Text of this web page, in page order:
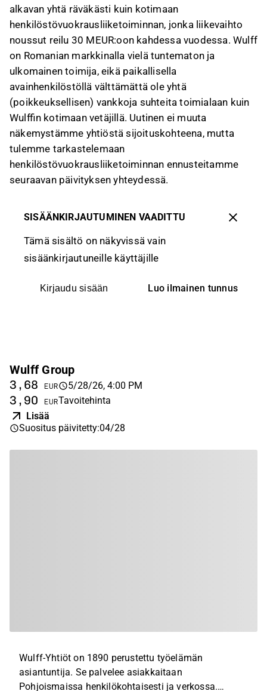
alkavan yhtä räväkästi kuin kotimaan
henkilöstövuokrausliiketoiminnan, jonka liikevaihto
noussut reilu 30 MEUR:oon kahdessa vuodessa. Wulff
on Romanian markkinalla vielä tuntematon ja
ulkomainen toimija, eikä paikallisella
avainhenkilöstöllä välttämättä ole yhtä
(poikkeuksellisen) vankkoja suhteita toimialaan kuin
Wulffin kotimaan vetäjillä. Uutinen ei muuta
näkemystämme yhtiöstä sijoituskohteena, mutta
tulemme tarkastelemaan
henkilöstövuokrausliiketoiminnan ennusteitamme
seuraavan päivityksen yhteydessä.
SISÄÄNKIRJAUTUMINEN VAADITTU
Tämä sisältö on näkyvissä vain
sisäänkirjautuneille käyttäjille
Kirjaudu sisään Luo ilmainen tunnus
Wulff Group
3,68 EUR 5/28/26, 4:00 PM
3,90 EURTavoitehinta
Lisää
Suositus päivitetty:04/28
Wulff-Yhtiöt on 1890 perustettu työelämän
asiantuntija. Se palvelee asiakkaitaan
Pohjoismaissa henkilökohtaisesti ja verkossa.